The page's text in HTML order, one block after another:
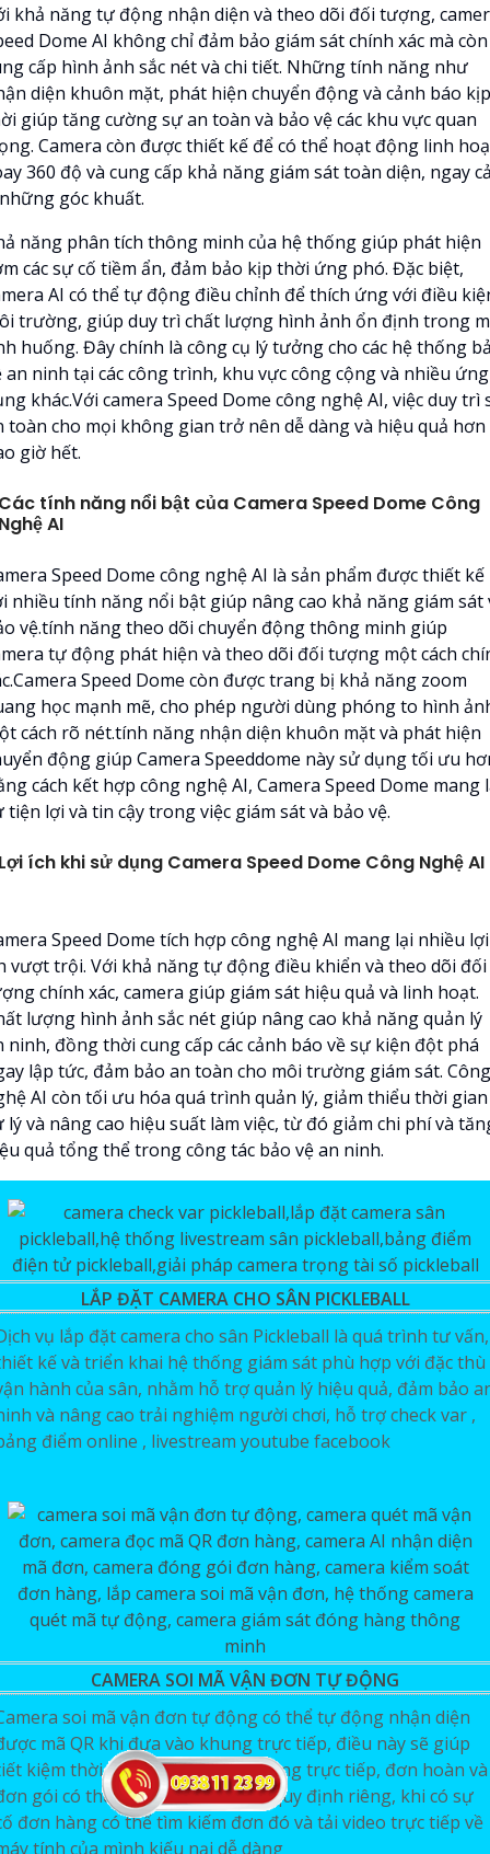
khả năng tự động nhận diện và theo dõi đối tượng,
Dome AI không chỉ đảm bảo giám sát chính xác mà còn
cấp hình ảnh sắc nét và chi tiết. Những tính năng như
diện khuôn mặt, phát hiện chuyển động và cảnh báo kịp
giúp tăng cường sự an toàn và bảo vệ các khu vực quan
Camera còn được thiết kế để có thể hoạt động linh
360 độ và cung cấp khả năng giám sát toàn diện, ngay
góc khuất.
năng phân tích thông minh của hệ thống giúp phát hiện
các sự cố tiềm ẩn, đảm bảo kịp thời ứng phó. Đặc biệt,
AI có thể tự động điều chỉnh để thích ứng với điều
trường, giúp duy trì chất lượng hình ảnh ổn định trong
huống. Đây chính là công cụ lý tưởng cho các hệ thống
an ninh tại các công trình, khu vực công cộng và nhiều ứng
khác.Với camera Speed Dome công nghệ AI, việc duy trì
toàn cho mọi không gian trở nên dễ dàng và hiệu quả hơn
giờ hết.
tính năng nổi bật của Camera Speed Dome Công
AI
Speed Dome công nghệ AI là sản phẩm được thiết kế
nhiều tính năng nổi bật giúp nâng cao khả năng giám sát
vệ.tính năng theo dõi chuyển động thông minh giúp
tự động phát hiện và theo dõi đối tượng một cách
Speed Dome còn được trang bị khả năng zoom
học mạnh mẽ, cho phép người dùng phóng to hình
cách rõ nét.tính năng nhận diện khuôn mặt và phát hiện
động giúp Camera Speeddome này sử dụng tối ưu
cách kết hợp công nghệ AI, Camera Speed Dome mang
tiện lợi và tin cậy trong việc giám sát và bảo vệ.
ích khi sử dụng Camera Speed Dome Công Nghệ AI
Speed Dome tích hợp công nghệ AI mang lại nhiều lợi
vượt trội. Với khả năng tự động điều khiển và theo dõi đối
chính xác, camera giúp giám sát hiệu quả và linh hoạt.
lượng hình ảnh sắc nét giúp nâng cao khả năng quản lý
ninh, đồng thời cung cấp các cảnh báo về sự kiện đột phá
lập tức, đảm bảo an toàn cho môi trường giám sát. Công
AI còn tối ưu hóa quá trình quản lý, giảm thiểu thời gian
lý và nâng cao hiệu suất làm việc, từ đó giảm chi phí và
quả tổng thể trong công tác bảo vệ an ninh.
LẮP ĐẶT CAMERA CHO SÂN PICKLEBALL
vụ lắp đặt camera cho sân Pickleball là quá trình tư vấn,
kế và triển khai hệ thống giám sát phù hợp với đặc thù
hành của sân, nhằm hỗ trợ quản lý hiệu quả, đảm bảo
và nâng cao trải nghiệm người chơi, hỗ trợ check var ,
điểm online , livestream youtube facebook
CAMERA SOI MÃ VẬN ĐƠN TỰ ĐỘNG
soi mã vận đơn tự động có thể tự động nhận diện
mã QR khi đưa vào khung trực tiếp, điều này sẽ giúp
kiệm thời gian trong khi gói hàng trực tiếp, đơn hoàn và
gói có thể được nhận diện và quy định riêng, khi có sự
đơn hàng có thể tìm kiếm đơn đó và tải video trực tiếp về
tính của mình kiếu nại dễ dàng